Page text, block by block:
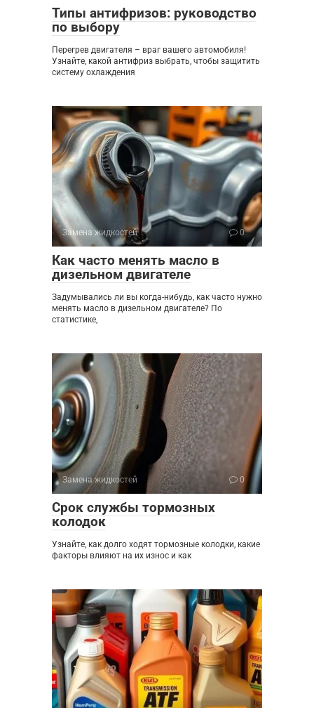
Типы антифризов: руководство
по выбору
Перегрев двигателя – враг вашего автомобиля!
Узнайте, какой антифриз выбрать, чтобы защитить
систему охлаждения
Замена жидкостей 0
Как часто менять масло в
дизельном двигателе
Задумывались ли вы когда-нибудь, как часто нужно
менять масло в дизельном двигателе? По
статистике,
Замена жидкостей 0
Срок службы тормозных
колодок
Узнайте, как долго ходят тормозные колодки, какие
факторы влияют на их износ и как